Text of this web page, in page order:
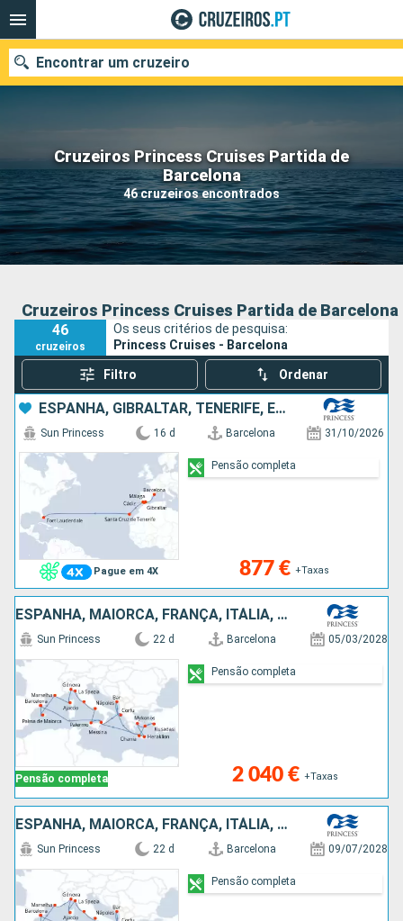
Cruzeiros Princess Cruises Partida de
Barcelona
46 cruzeiros encontrados
Encontrar um cruzeiro
Quando ir?
Data de partida
Portos Companhias
Cruzeiros Princess Cruises Partida de Barcelona
46
cruzeiros
Os seus critérios de pesquisa:
Princess Cruises - Barcelona
Filtro Ordenar
ESPANHA, GIBRALTAR, TENERIFE, ESTADOS UNIDOS
Pague em 4X
Sun Princess 16 d Barcelona 31/10/2026
877 € +Taxas
Pensão completa
ESPANHA, MAIORCA, FRANÇA, ITÁLIA, TURQUIA, GRÉCIA, MONTENEGRO
Pensão completa
Sun Princess 22 d Barcelona 05/03/2028
2 040 € +Taxas
Pensão completa
ESPANHA, MAIORCA, FRANÇA, ITÁLIA, TURQUIA, GRÉCIA, MONTENEGRO
Sun Princess 22 d Barcelona 09/07/2028
Pensão completa